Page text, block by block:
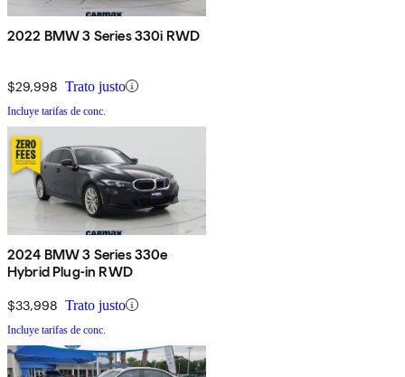
2022 BMW 3 Series 330i RWD
$29,998 Trato justo
Incluye tarifas de conc.
2024 BMW 3 Series 330e
Hybrid Plug-in RWD
$33,998 Trato justo
Incluye tarifas de conc.